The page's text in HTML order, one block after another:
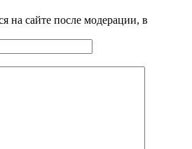
на сайте после модерации, в